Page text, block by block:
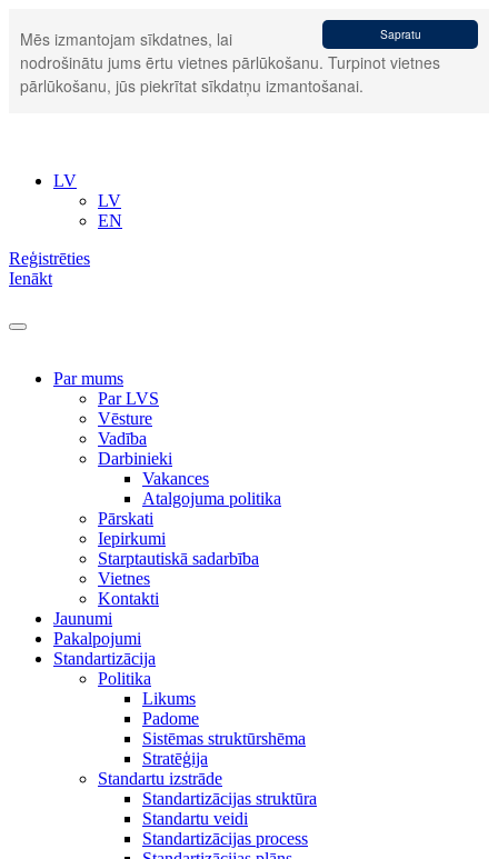
Sapratu
Mēs izmantojam sīkdatnes, lai
nodrošinātu jums ērtu vietnes pārlūkošanu. Turpinot vietnes
pārlūkošanu, jūs piekrītat sīkdatņu izmantošanai.
LV
LV
EN
Reģistrēties
Ienākt
Par mums
Par LVS
Vēsture
Vadība
Darbinieki
Vakances
Atalgojuma politika
Pārskati
Iepirkumi
Starptautiskā sadarbība
Vietnes
Kontakti
Jaunumi
Pakalpojumi
Standartizācija
Politika
Likums
Padome
Sistēmas struktūrshēma
Stratēģija
Standartu izstrāde
Standartizācijas struktūra
Standartu veidi
Standartizācijas process